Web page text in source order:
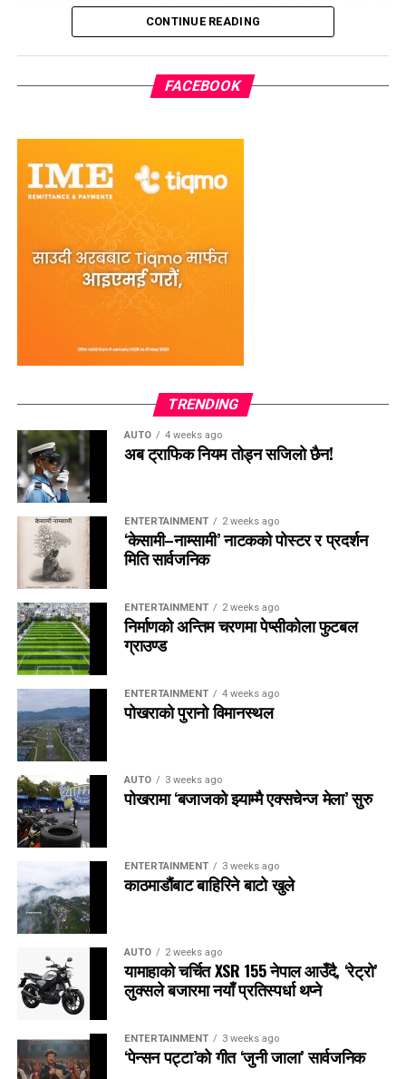
CONTINUE READING
FACEBOOK
TRENDING
AUTO 4 weeks ago
अब ट्राफिक नियम तोड्न सजिलो छैन!
ENTERTAINMENT 2 weeks ago
‘केसामी–नाम्सामी’ नाटकको पोस्टर र प्रदर्शन
मिति सार्वजनिक
ENTERTAINMENT 2 weeks ago
निर्माणको अन्तिम चरणमा पेप्सीकोला फुटबल
ग्राउण्ड
ENTERTAINMENT 4 weeks ago
पोखराको पुरानो विमानस्थल
AUTO 3 weeks ago
पोखरामा ‘बजाजको झ्याम्मै एक्सचेन्ज मेला’ सुरु
ENTERTAINMENT 3 weeks ago
काठमाडौंबाट बाहिरिने बाटो खुले
AUTO 2 weeks ago
यामाहाको चर्चित XSR 155 नेपाल आउँदै, ‘रेट्रो’
लुक्सले बजारमा नयाँ प्रतिस्पर्धा थप्ने
ENTERTAINMENT 3 weeks ago
‘पेन्सन पट्टा’को गीत ‘जुनी जाला’ सार्वजनिक